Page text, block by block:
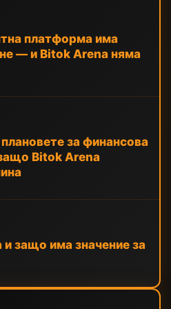
платформа има
— и Bitok Arena няма
за финансова
Bitok Arena
защо има значение за